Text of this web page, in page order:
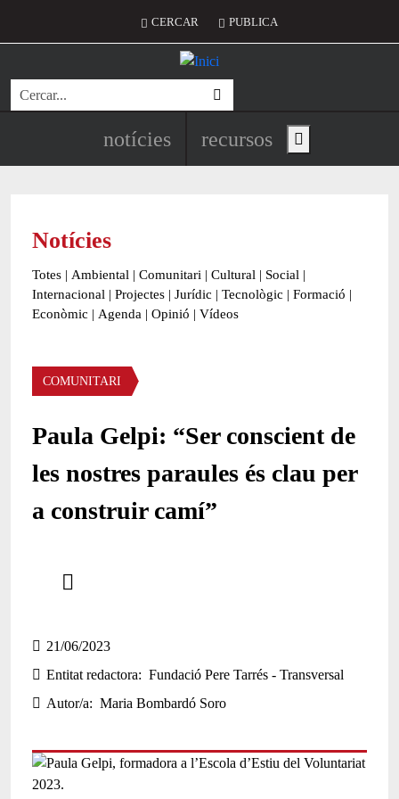
Menú del compte d'usuari
CERCAR PUBLICA
Cerca
Navegació principal de
notícies recursos Show main menu
Notícies
Totes | Ambiental | Comunitari | Cultural | Social |
Internacional | Projectes | Jurídic | Tecnològic | Formació |
Econòmic | Agenda | Opinió | Vídeos
Àmbit de la notícia
COMUNITARI
Paula Gelpi: “Ser conscient de
les nostres paraules és clau per
a construir camí”
21/06/2023
Entitat redactora
Fundació Pere Tarrés - Transversal
Autor/a
Maria Bombardó Soro